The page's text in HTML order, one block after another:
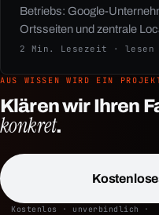
Betriebs: Google-
Ortsseiten und zentrale
2 Min. Lesezeit · lesen
AUS WISSEN WIRD EIN
Klären wir Ihren
konkret.
Kostenlos · unverbindlich ·